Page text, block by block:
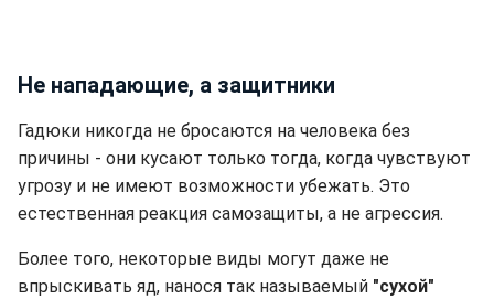
Не нападающие, а защитники
Гадюки никогда не бросаются на человека без
причины - они кусают только тогда, когда чувствуют
угрозу и не имеют возможности убежать. Это
естественная реакция самозащиты, а не агрессия.
Более того, некоторые виды могут даже не
впрыскивать яд, нанося так называемый "сухой"